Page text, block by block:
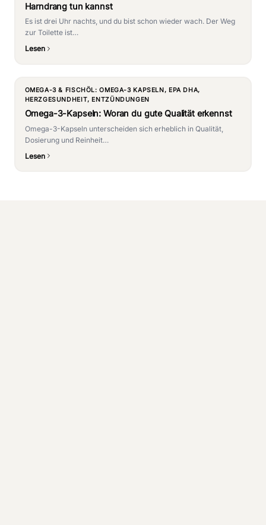
Harndrang tun kannst
Es ist drei Uhr nachts, und du bist schon wieder wach. Der Weg
zur Toilette ist…
Lesen
OMEGA-3 & FISCHÖL: OMEGA-3 KAPSELN, EPA DHA,
HERZGESUNDHEIT, ENTZÜNDUNGEN
Omega-3-Kapseln: Woran du gute Qualität erkennst
Omega-3-Kapseln unterscheiden sich erheblich in Qualität,
Dosierung und Reinheit…
Lesen